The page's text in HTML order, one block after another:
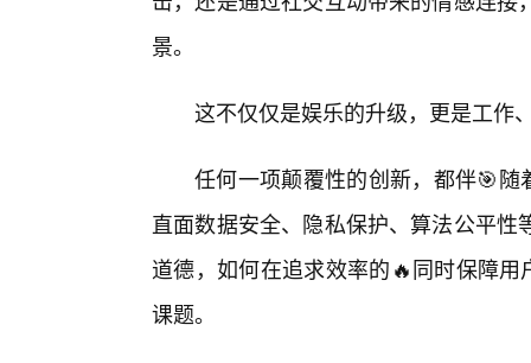
景。
这不仅仅是娱乐的升级，更是工作
任何一项颠覆性的创新，都伴🎯
直面数据安全、隐私保护、算法公平
道德，如何在追求效率的🔥同时保障
课题。